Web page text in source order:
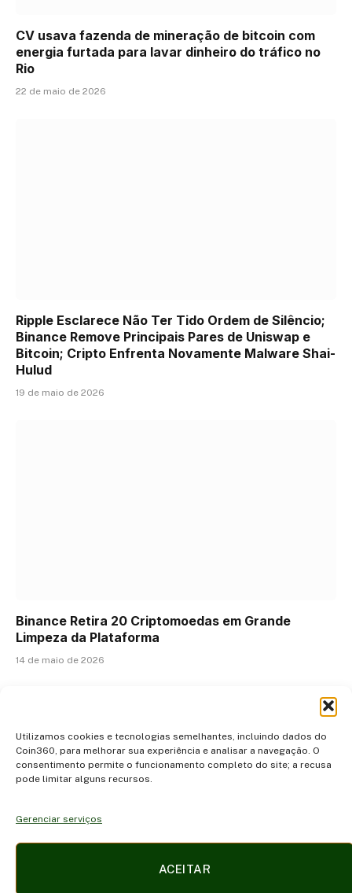
Utilizamos cookies e tecnologias semelhantes, incluindo dados do
Coin360, para melhorar sua experiência e analisar a navegação. O
consentimento permite o funcionamento completo do site; a recusa
pode limitar alguns recursos.
Gerenciar serviços
ACEITAR
CV usava fazenda de mineração de bitcoin com
energia furtada para lavar dinheiro do tráfico no
Rio
22 de maio de 2026
Ripple Esclarece Não Ter Tido Ordem de Silêncio;
Binance Remove Principais Pares de Uniswap e
Bitcoin; Cripto Enfrenta Novamente Malware Shai-
Hulud
19 de maio de 2026
Binance Retira 20 Criptomoedas em Grande
Limpeza da Plataforma
14 de maio de 2026
(Twitter)